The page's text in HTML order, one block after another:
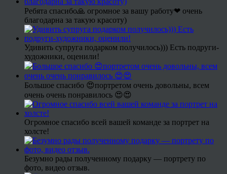
Ребята спасибо🙏 огромное за вашу работу❤ очень
благодарна за такую красоту)
Удивить супруга подарком получилось))) Есть подруги-
художники, оценили!
Большое спасибо 😍портретом очень довольны, всем
очень очень понравилось 😍😍
Огромное спасибо всей вашей команде за портрет на
холсте!
Безумно рады полученному подарку — портрету по
фото, видео отзыв.